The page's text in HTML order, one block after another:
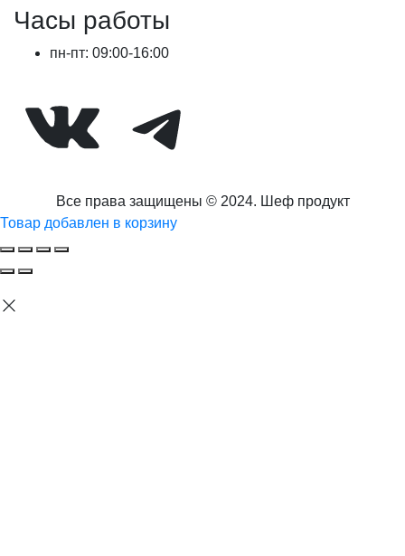
Часы работы
пн-пт: 09:00-16:00
ВКонтактеTelegram
Все права защищены © 2024. Шеф продукт
Товар добавлен в корзину